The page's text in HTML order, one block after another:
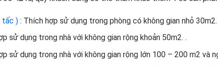
tấc ): Thích hợp sử dụng trong phòng có không gian nhỏ 30m2.
sử dụng trong nhà với không gian rộng khoản 50m2. .
sử dụng trong nhà với không gian rộng lớn 100 – 200 m2 và